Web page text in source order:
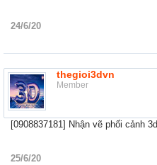
24/6/20
thegioi3dvn
Member
[0908837181] Nhận vẽ phối cảnh
25/6/20